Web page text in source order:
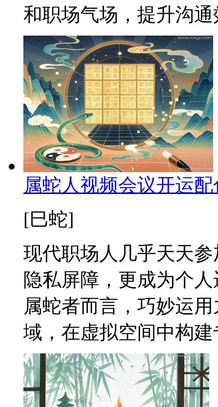
和职场气场，提升沟
属蛇人视频会议开运
[巳蛇]
现代职场人几乎天天
隐私屏障，更成为个
属蛇者而言，巧妙运
域，在虚拟空间中构